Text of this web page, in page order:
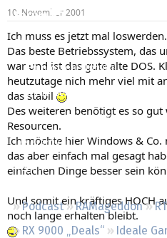
Forum
Aktuelles
Empfohlene Inhalte
Neue Beiträge
Neueste Aktivitäten
Leserartikel
Regeln
Podcast RAMageddon
RX 9000 „Deals“
Ideale
e
r
l
t
a
m
10. November 2001
Ich muss es jetzt mal loswerden.
Das beste Betriebssystem, das
war und ist das gute alte DOS.
heutzutage nich mehr viel mit
das stabil
Des weiteren benötigt es so
Resourcen.
Ich möchte hier Windows &
das aber einfach mal gesagt
einfachen Dinge besser sein
Und somit ein kräftiges HOCH
noch lange erhalten bleibt.